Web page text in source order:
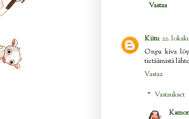
Vastaa
Kiitu 22.
Onpa kiva
tietäämistä
Vastaa
Vastaukset